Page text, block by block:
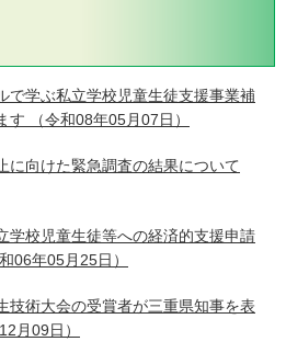
で学ぶ私立学校児童生徒支援事業補
す （令和08年05月07日）
に向けた緊急調査の結果について
学校児童生徒等への経済的支援申請
06年05月25日）
技術大会の受賞者が三重県知事を表
月09日）